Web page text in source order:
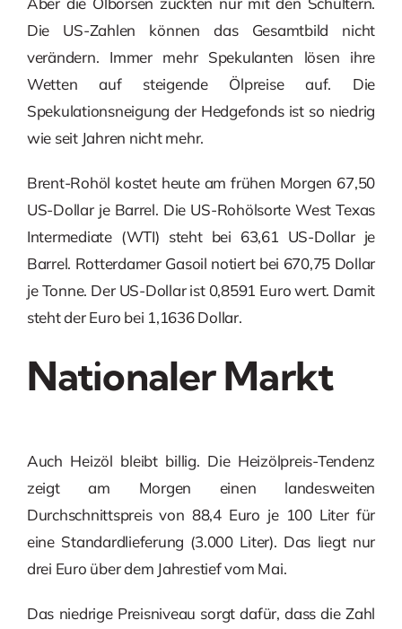
Die US-Zahlen können das Gesamtbild nicht
verändern. Immer mehr Spekulanten lösen ihre
Wetten auf steigende Ölpreise auf. Die
Spekulationsneigung der Hedgefonds ist so niedrig
wie seit Jahren nicht mehr.
Brent-Rohöl kostet heute am frühen Morgen 67,50
US-Dollar je Barrel. Die US-Rohölsorte West Texas
Intermediate (WTI) steht bei 63,61 US-Dollar je
Barrel. Rotterdamer Gasoil notiert bei 670,75 Dollar
je Tonne. Der US-Dollar ist 0,8591 Euro wert. Damit
steht der Euro bei 1,1636 Dollar.
Nationaler Markt
Auch Heizöl bleibt billig. Die Heizölpreis-Tendenz
zeigt am Morgen einen landesweiten
Durchschnittspreis von 88,4 Euro je 100 Liter für
eine Standardlieferung (3.000 Liter). Das liegt nur
drei Euro über dem Jahrestief vom Mai.
Das niedrige Preisniveau sorgt dafür, dass die Zahl